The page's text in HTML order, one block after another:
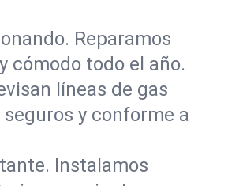
Reparamos
cómodo todo el año.
líneas de gas
y conforme a
Instalamos